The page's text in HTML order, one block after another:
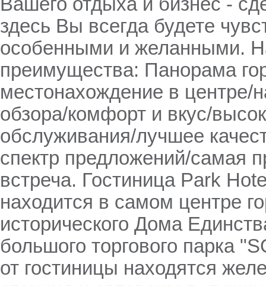
Вашего отдыха и бизнес -
здесь Вы всегда будете
особенными и желанными.
преимущества: Панорама
местонахождение в центре/
обзора/комфорт и вкус/
обслуживания/лучшее
спектр предложений/самая
встреча. Гостиница Park
находится в самом центре
исторического Дома
большого торгового парка
от гостиницы находятся